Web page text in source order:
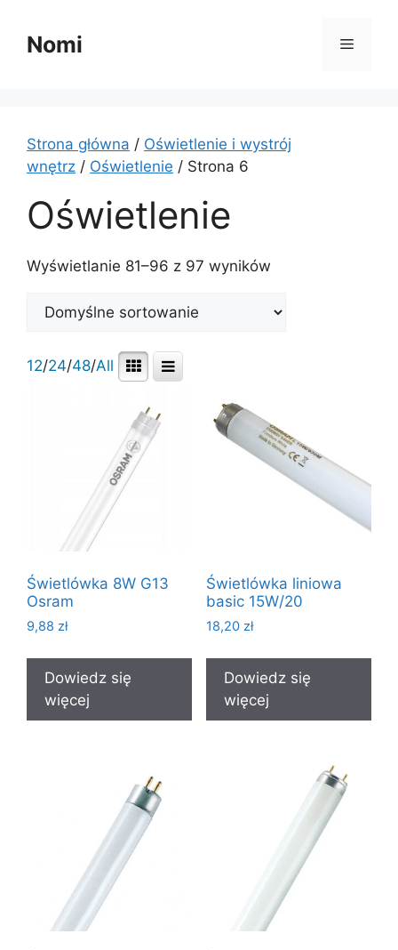
treściNomi Menu
Strona główna / Oświetlenie i wystrój
wnętrz / Oświetlenie / Strona 6
Oświetlenie
Wyświetlanie 81–96 z 97 wyników
12/24/48/All
Świetlówka 8W G13
Osram
9,88 zł
Dowiedz się
więcej
Świetlówka liniowa
basic 15W/20
18,20 zł
Dowiedz się
więcej